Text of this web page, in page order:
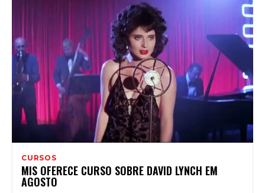
CURSOS
MIS OFERECE CURSO SOBRE DAVID LYNCH EM
AGOSTO